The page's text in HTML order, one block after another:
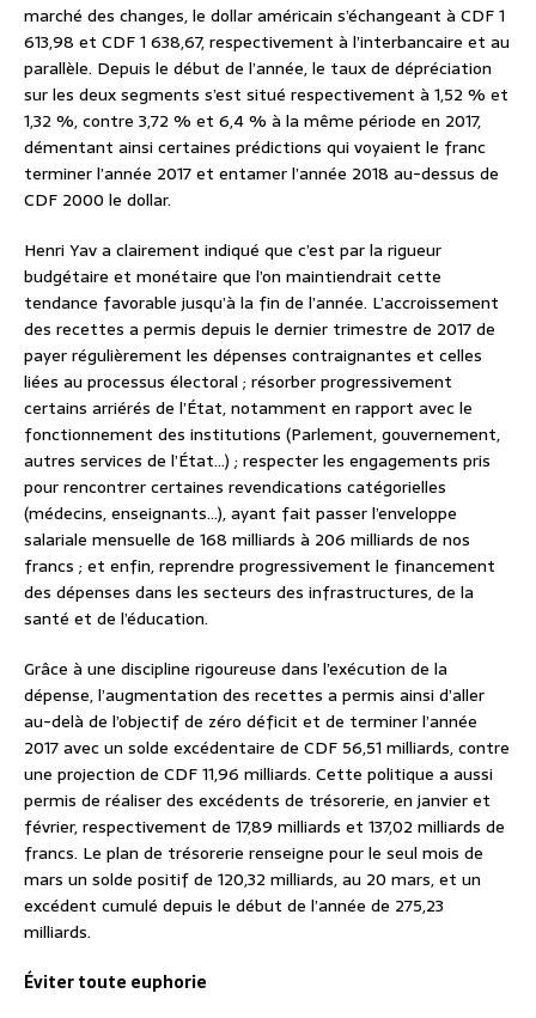
marché des changes, le dollar américain s’échangeant à CDF 1
613,98 et CDF 1 638,67, respectivement à l’interbancaire et au
parallèle. Depuis le début de l’année, le taux de dépréciation
sur les deux segments s’est situé respectivement à 1,52 % et
1,32 %, contre 3,72 % et 6,4 % à la même période en 2017,
démentant ainsi certaines prédictions qui voyaient le franc
terminer l’année 2017 et entamer l’année 2018 au-dessus de
CDF 2000 le dollar.
Henri Yav a clairement indiqué que c’est par la rigueur
budgétaire et monétaire que l’on maintiendrait cette
tendance favorable jusqu’à la fin de l’année. L’accroissement
des recettes a permis depuis le dernier trimestre de 2017 de
payer régulièrement les dépenses contraignantes et celles
liées au processus électoral ; résorber progressivement
certains arriérés de l’État, notamment en rapport avec le
fonctionnement des institutions (Parlement, gouvernement,
autres services de l’État…) ; respecter les engagements pris
pour rencontrer certaines revendications catégorielles
(médecins, enseignants…), ayant fait passer l’enveloppe
salariale mensuelle de 168 milliards à 206 milliards de nos
francs ; et enfin, reprendre progressivement le financement
des dépenses dans les secteurs des infrastructures, de la
santé et de l’éducation.
Grâce à une discipline rigoureuse dans l’exécution de la
dépense, l’augmentation des recettes a permis ainsi d’aller
au-delà de l’objectif de zéro déficit et de terminer l’année
2017 avec un solde excédentaire de CDF 56,51 milliards, contre
une projection de CDF 11,96 milliards. Cette politique a aussi
permis de réaliser des excédents de trésorerie, en janvier et
février, respectivement de 17,89 milliards et 137,02 milliards de
francs. Le plan de trésorerie renseigne pour le seul mois de
mars un solde positif de 120,32 milliards, au 20 mars, et un
excédent cumulé depuis le début de l’année de 275,23
milliards.
Éviter toute euphorie